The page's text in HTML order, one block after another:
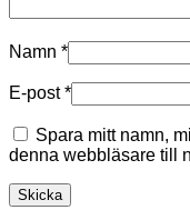
Namn *
E-post*
Spara mitt namn,
denna webbläsare till